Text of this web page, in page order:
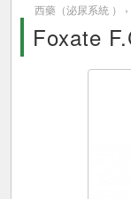
西藥（泌尿系統 ） ›